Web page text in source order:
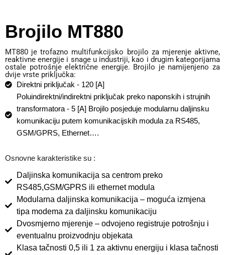
Brojilo MT880
MT880 je trofazno multifunkcijsko brojilo za mjerenje aktivne,
reaktivne energije i snage u industriji, kao i drugim kategorijama
ostale potrošnje električne energije. Brojilo je namijenjeno za
dvije vrste priključka:
Direktni priključak - 120 [A]
Poluindirektni/indirektni priključak preko naponskih i strujnih
transformatora - 5 [A] Brojilo posjeduje modularnu daljinsku
komunikaciju putem komunikacijskih modula za RS485,
GSM/GPRS, Ethernet….
Osnovne karakteristike su :
Daljinska komunikacija sa centrom preko
RS485,GSM/GPRS ili ethernet modula
Modularna daljinska komunikacija – moguća izmjena
tipa modema za daljinsku komunikaciju
Dvosmjerno mjerenje – odvojeno registruje potrošnju i
eventualnu proizvodnju objekata
Klasa tačnosti 0,5 ili 1 za aktivnu energiju i klasa tačnosti